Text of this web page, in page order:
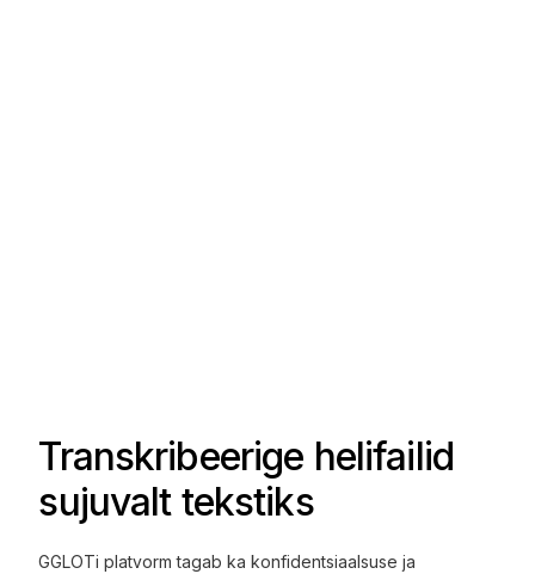
Transkribeerige helifailid
sujuvalt tekstiks
GGLOTi platvorm tagab ka konfidentsiaalsuse ja